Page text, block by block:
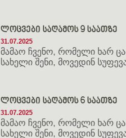
ლოცვები საღამოს 9 საათზე
31.07.2025
მამაო ჩვენო, რომელი ხარ
სახელი შენი, მოვედინ
ლოცვები საღამოს 6 საათზე
31.07.2025
მამაო ჩვენო, რომელი ხარ
სახელი შენი, მოვედინ